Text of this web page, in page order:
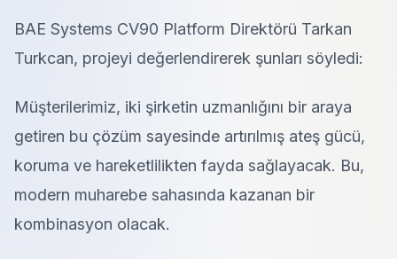
BAE Systems CV90 Platform Direktörü Tarkan
Turkcan, projeyi değerlendirerek şunları söyledi:
Müşterilerimiz, iki şirketin uzmanlığını bir araya
getiren bu çözüm sayesinde artırılmış ateş gücü,
koruma ve hareketlilikten fayda sağlayacak. Bu,
modern muharebe sahasında kazanan bir
kombinasyon olacak.